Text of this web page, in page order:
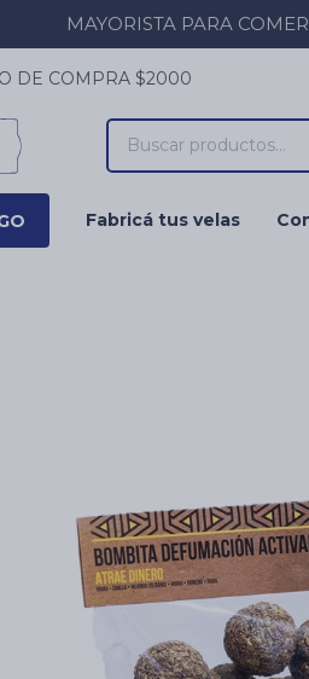
MAYORISTA PARA
Fabricá tus velas
DE COMPRA $2000